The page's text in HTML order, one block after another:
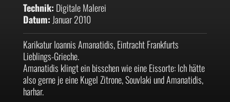
Technik: Digitale Malerei
Datum: Januar 2010
Karikatur Ioannis Amanatidis, Eintracht Frankfurts
Lieblings-Grieche.
Amanatidis klingt ein bisschen wie eine Eissorte: Ich hätte
also gerne je eine Kugel Zitrone, Souvlaki und Amanatidis,
harhar.